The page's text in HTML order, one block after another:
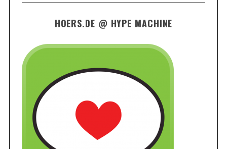
HOERS.DE @ HYPE MACHINE